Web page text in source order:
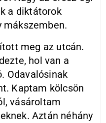
a diktátorok
mákszemben.
meg az utcán.
hol van a
Odavalósinak
Kaptam kölcsön
vásároltam
Aztán néhány